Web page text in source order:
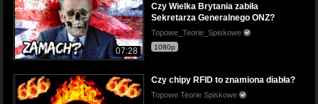
07:28
Czy Wielka Brytania zabiła
Sekretarza Generalnego ONZ?
Topowe_Teorie_Spiskowe
1080p
Czy chipy RFID to znamiona diabła?
Topowe Teorie Spiskowe